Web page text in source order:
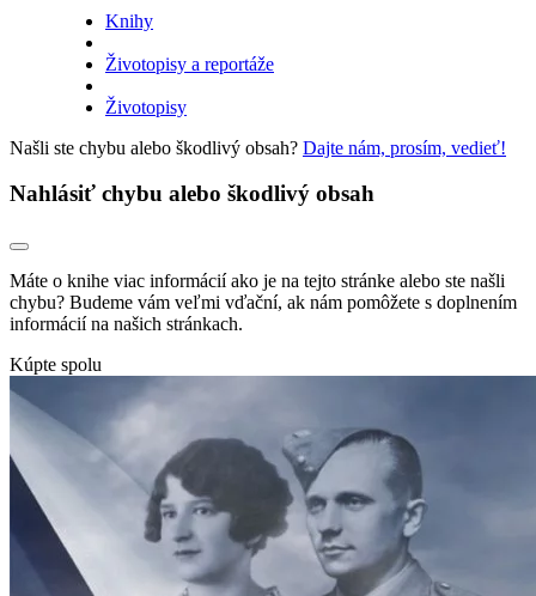
Knihy
Životopisy a reportáže
Životopisy
Našli ste chybu alebo škodlivý obsah? Dajte nám, prosím, vedieť!
Nahlásiť chybu alebo škodlivý obsah
Máte o knihe viac informácií ako je na tejto stránke alebo ste našli
chybu? Budeme vám veľmi vďační, ak nám pomôžete s doplnením
informácií na našich stránkach.
Kúpte spolu